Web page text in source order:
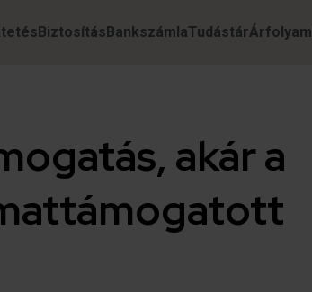
BiztosításBankszámlaTudástárÁrfolyam
akár a